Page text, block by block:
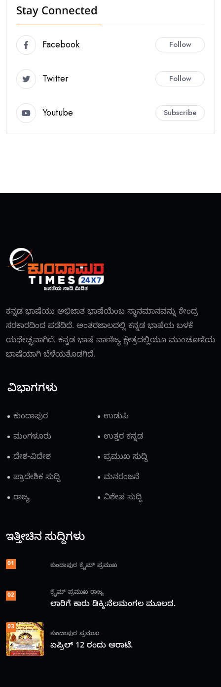
Stay Connected
Facebook Follow
Twitter Follow
Youtube Subscribe
ಕನ್ನಡ ಭಾಷೆಯು ಅಭಿಜಾತ ಭಾಷೆಯೆಂಬ ಸ್ಥಾನಮಾನವನ್ನು ಕೇಂದ್ರ
ಸರಕಾರದಿಂದ ಪಡೆದಿದೆ. ಅಂತರಜಾಲದಲ್ಲಿ ಕನ್ನಡ ಭಾಷೆಯ ಬಳಕೆ
ಯಥೇಚ್ಛವಾಗಿದೆ. ಕನ್ನಡ ಭಾಷೆ ವಾಣಿಜ್ಯ ಕ್ಷೇತ್ರದಲ್ಲಿಯೂ ಮುಂಚೂಣಿಯ
ಭಾಷೆಯಾಗಿ ಬೆಳೆಯತೊಡಗಿದೆ.
ವಿಭಾಗಗಳು
ಕುಂದಾಪುರ
ಉಡುಪಿ
ಮಂಗಳೂರು
ಉತ್ತರ ಕನ್ನಡ
ದೇಶ-ವಿದೇಶ
ಪ್ರಮುಖ ಸುದ್ದಿ
ಪ್ರಾದೇಶಿಕ ಸುದ್ದಿ
ಮನರಂಜನೆ
ರಾಜ್ಯ
ವಿಶೇಷ ಸುದ್ದಿ
ಇತ್ತೀಚಿನ ಸುದ್ದಿಗಳು
01 ಕುಂದಾಪುರ ಕ್ರೈಮ್ ಪ್ರಮುಖ
02 ಕ್ರೈಮ್ ಪ್ರಮುಖ ರಾಜ್ಯ
ಲಾರಿಗೆ ಕಾರು ಡಿಕ್ಕಿ:ನೆಲಮಂಗಲ ಮೂಲದ.
03
ಕುಂದಾಪುರ ಪ್ರಮುಖ
ಏಪ್ರಿಲ್ 12 ರಂದು ಅರಾಟೆ.